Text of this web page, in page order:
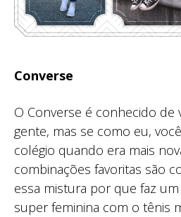
Converse
O Converse é conhecido de
gente, mas se como eu,
colégio quando era mais
combinações favoritas são
essa mistura por que faz
super feminina com o tênis